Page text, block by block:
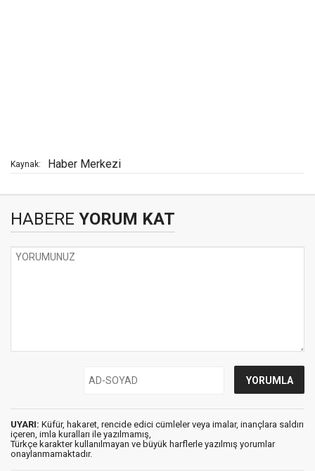
Kaynak: Haber Merkezi
HABERE YORUM KAT
UYARI: Küfür, hakaret, rencide edici cümleler veya imalar, inançlara saldırı
içeren, imla kuralları ile yazılmamış,
Türkçe karakter kullanılmayan ve büyük harflerle yazılmış yorumlar
onaylanmamaktadır.